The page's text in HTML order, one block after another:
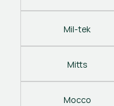
Mil-tek
Mitts
Mocco